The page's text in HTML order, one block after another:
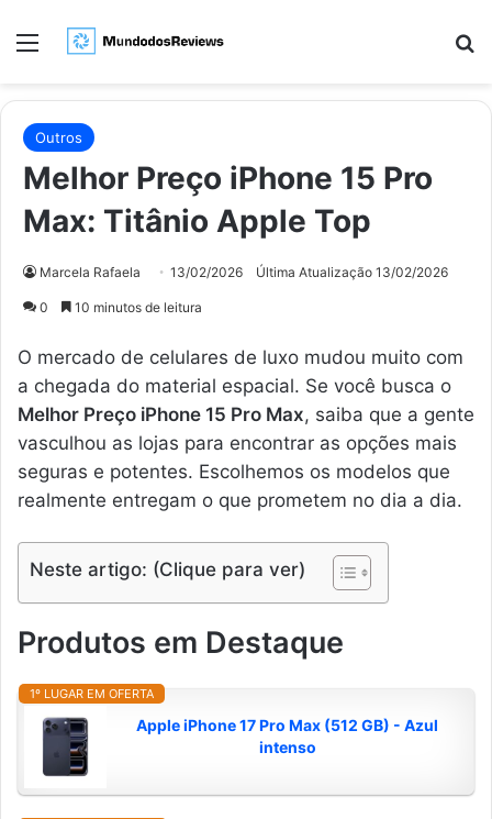
Menu
Outros
Melhor Preço iPhone 15 Pro
Max: Titânio Apple Top
Marcela Rafaela 13/02/2026 Última Atualização 13/02/2026
0 10 minutos de leitura
O mercado de celulares de luxo mudou muito com
a chegada do material espacial. Se você busca o
Melhor Preço iPhone 15 Pro Max, saiba que a gente
vasculhou as lojas para encontrar as opções mais
seguras e potentes. Escolhemos os modelos que
realmente entregam o que prometem no dia a dia.
Neste artigo: (Clique para ver)
Produtos em Destaque
1º LUGAR EM OFERTA
Apple iPhone 17 Pro Max (512 GB) - Azul
intenso